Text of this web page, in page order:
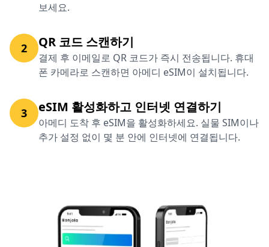
보세요.
2 QR 코드 스캔하기
결제 후 이메일로 QR 코드가 즉시 전송됩니다. 휴대
폰 카메라로 스캔하면 아메디 eSIM이 설치됩니다.
3 eSIM 활성화하고 인터넷 연결하기
아메디 도착 후 eSIM을 활성화하세요. 실물 SIM이나
추가 설정 없이 몇 분 안에 인터넷에 연결됩니다.